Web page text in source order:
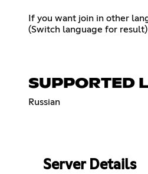
If you want join in other
(Switch language for result)
SUPPORTED
Russian
Server Details